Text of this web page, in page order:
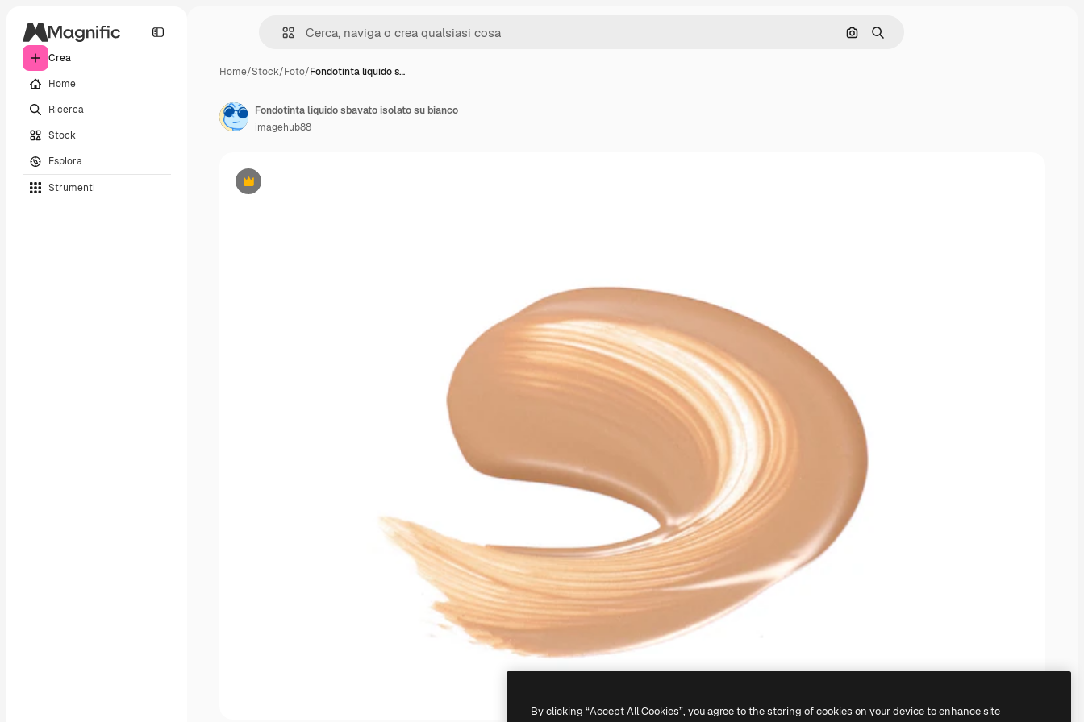
Crea
Home
Ricerca
Stock
Esplora
Strumenti
Cerca per immagine
Ricerca
Home/Stock/Foto/Fondotinta liquido s…
Premium
Fondotinta liquido sbavato isolato su bianco
imagehub88
By clicking “Accept All Cookies”, you agree to the storing of cookies on your device to enhance site